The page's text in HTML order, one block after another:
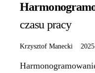
czasu pracy
Krzysztof Manecki